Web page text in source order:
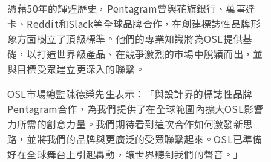
憑藉50年的輝煌歷史，Pentagram曾與花旗銀行、萬事達
卡、Reddit和Slack等全球品牌合作，在創建標誌性品牌形
象方面樹立了頂級標準。他們的專業知識將為OSL提供基
礎，以打造世界級產品、在競爭激烈的市場中脫穎而出，並
與目標受眾建立更深入的聯繫。
OSL市場總監陳德榮先生表示：「與設計界的標誌性品牌
Pentagram合作，為我們提供了在全球範圍內擴大OSL影響
力所需的創意力量。我們期待看到這次合作如何激發新思
路，並將我們的品牌與更廣泛的受眾聯繫起來。OSL已準備
好在全球舞台上引起轟動，讓世界聽到我們的聲音。」